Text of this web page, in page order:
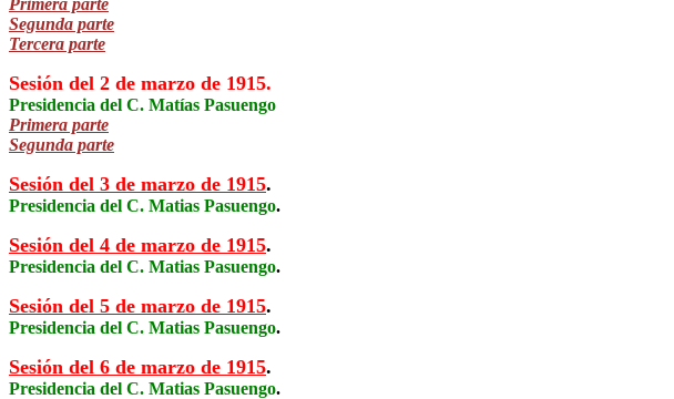
Primera parte
Segunda parte
Tercera parte
Sesión del 2 de marzo de 1915.
Presidencia del C. Matías Pasuengo
Primera parte
Segunda parte
Sesión del 3 de marzo de 1915.
Presidencia del C. Matias Pasuengo.
Sesión del 4 de marzo de 1915.
Presidencia del C. Matias Pasuengo.
Sesión del 5 de marzo de 1915.
Presidencia del C. Matias Pasuengo.
Sesión del 6 de marzo de 1915.
Presidencia del C. Matias Pasuengo.